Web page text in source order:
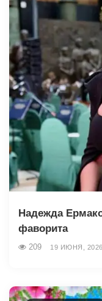
Надежда
фаворита
209 19 ИЮНЯ,